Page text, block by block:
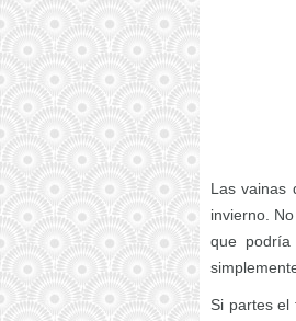
Las vainas
invierno.
que
Si partes el